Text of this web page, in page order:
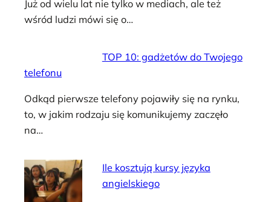
Już od wielu lat nie tylko w mediach, ale też
wśród ludzi mówi się o…
TOP 10: gadżetów do Twojego
telefonu
Odkąd pierwsze telefony pojawiły się na rynku,
to, w jakim rodzaju się komunikujemy zaczęło
na…
Ile kosztują kursy języka
angielskiego